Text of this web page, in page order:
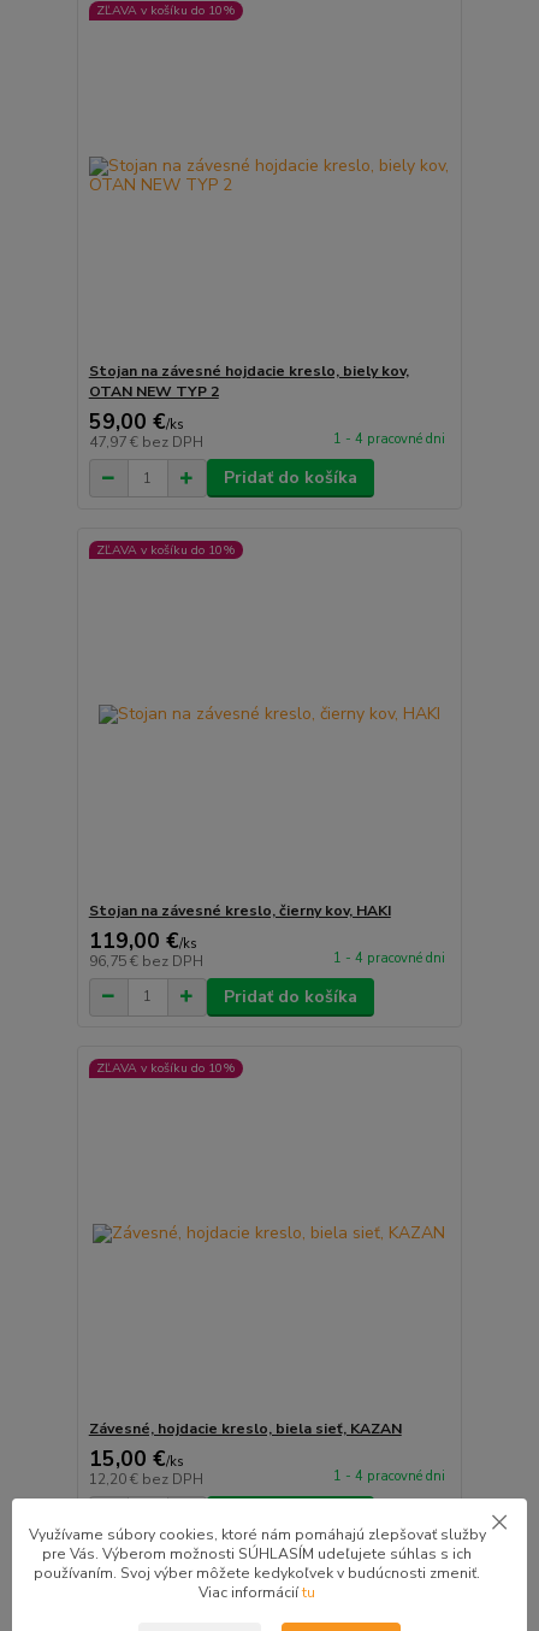
ZĽAVA v košíku do 10%
Stojan na závesné hojdacie kreslo, biely kov,
OTAN NEW TYP 2
59,00 €/ks
47,97 € bez DPH 1 - 4 pracovné dni
Pridať do košíka
ZĽAVA v košíku do 10%
Stojan na závesné kreslo, čierny kov, HAKI
119,00 €/ks
96,75 € bez DPH 1 - 4 pracovné dni
Pridať do košíka
ZĽAVA v košíku do 10%
Závesné, hojdacie kreslo, biela sieť, KAZAN
15,00 €/ks
12,20 € bez DPH 1 - 4 pracovné dni
ZĽAVA v košíku do 10%
Využívame súbory cookies, ktoré nám pomáhajú zlepšovať služby
pre Vás. Výberom možnosti SÚHLASÍM udeľujete súhlas s ich
používaním. Svoj výber môžete kedykoľvek v budúcnosti zmeniť.
Viac informáciítu